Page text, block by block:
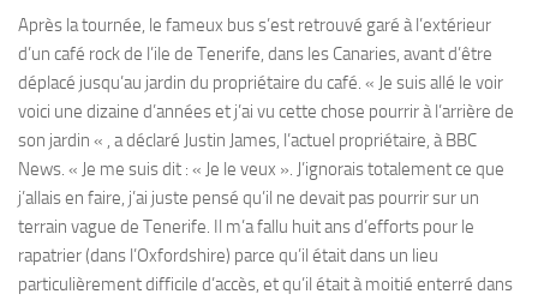
Après la tournée, le fameux bus s’est retrouvé garé à l’extérieur
d’un café rock de l’ile de Tenerife, dans les Canaries, avant d’être
déplacé jusqu’au jardin du propriétaire du café. « Je suis allé le voir
voici une dizaine d’années et j’ai vu cette chose pourrir à l’arrière de
son jardin « , a déclaré Justin James, l’actuel propriétaire, à BBC
News. « Je me suis dit : « Je le veux ». J’ignorais totalement ce que
j’allais en faire, j’ai juste pensé qu’il ne devait pas pourrir sur un
terrain vague de Tenerife. Il m’a fallu huit ans d’efforts pour le
rapatrier (dans l’Oxfordshire) parce qu’il était dans un lieu
particulièrement difficile d’accès, et qu’il était à moitié enterré dans